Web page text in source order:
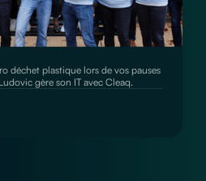
déchet plastique lors de vos pauses
gère son IT avec Cleaq.